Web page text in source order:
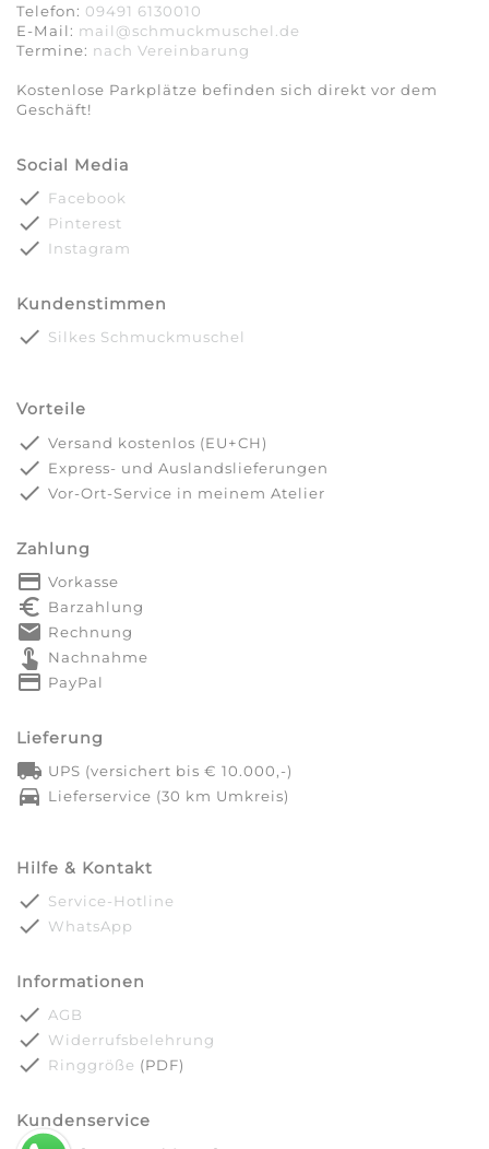
Telefon: 09491 6130010
E-Mail: mail@schmuckmuschel.de
Termine: nach Vereinbarung​​​​​​​
Kostenlose Parkplätze befinden sich direkt vor dem
Geschäft!
Social Media
done Facebook
done Pinterest
done Instagram
Kundenstimmen
done Silkes Schmuckmuschel
Vorteile
done Versand kostenlos (EU+CH)
done Express- und Auslandslieferungen
done Vor-Ort-Service in meinem Atelier
Zahlung
payment Vorkasse
euro_symbol Barzahlung
markunread Rechnung
touch_app Nachnahme
credit_card PayPal
Lieferung
local_shipping UPS (versichert bis € 10.000,-)
directions_car Lieferservice (30 km Umkreis)
Hilfe & Kontakt
done Service-Hotline
done WhatsApp
Informationen
done AGB
done Widerrufsbelehrung
done Ringgröße (PDF)
Kundenservice